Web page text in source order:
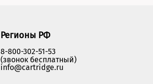
Регионы РФ
8-800-302-51-53
(звонок бесплатный)
info@cartridge.ru